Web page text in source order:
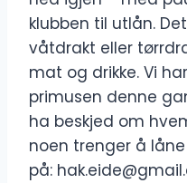
klubben til utlån.
våtdrakt eller
mat og drikke. Vi
primusen denne
ha beskjed om
noen trenger å låne
på: